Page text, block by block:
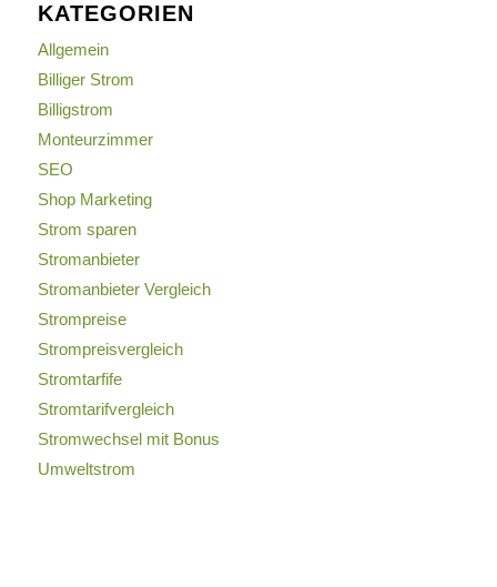
KATEGORIEN
Allgemein
Billiger Strom
Billigstrom
Monteurzimmer
SEO
Shop Marketing
Strom sparen
Stromanbieter
Stromanbieter Vergleich
Strompreise
Strompreisvergleich
Stromtarfife
Stromtarifvergleich
Stromwechsel mit Bonus
Umweltstrom